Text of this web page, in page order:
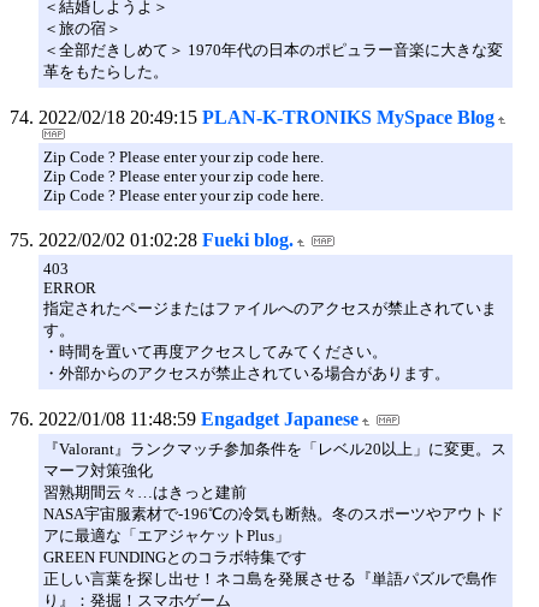
＜結婚しようよ＞
＜旅の宿＞
＜全部だきしめて＞ 1970年代の日本のポピュラー音楽に大きな変
革をもたらした。
2022/02/18 20:49:15 PLAN-K-TRONIKS MySpace Blog
Zip Code ? Please enter your zip code here.
Zip Code ? Please enter your zip code here.
Zip Code ? Please enter your zip code here.
2022/02/02 01:02:28 Fueki blog.
403
ERROR
指定されたページまたはファイルへのアクセスが禁止されていま
す。
・時間を置いて再度アクセスしてみてください。
・外部からのアクセスが禁止されている場合があります。
2022/01/08 11:48:59 Engadget Japanese
『Valorant』ランクマッチ参加条件を「レベル20以上」に変更。ス
マーフ対策強化
習熟期間云々…はきっと建前
NASA宇宙服素材で-196℃の冷気も断熱。冬のスポーツやアウトド
アに最適な「エアジャケットPlus」
GREEN FUNDINGとのコラボ特集です
正しい言葉を探し出せ！ネコ島を発展させる『単語パズルで島作
り』：発掘！スマホゲーム